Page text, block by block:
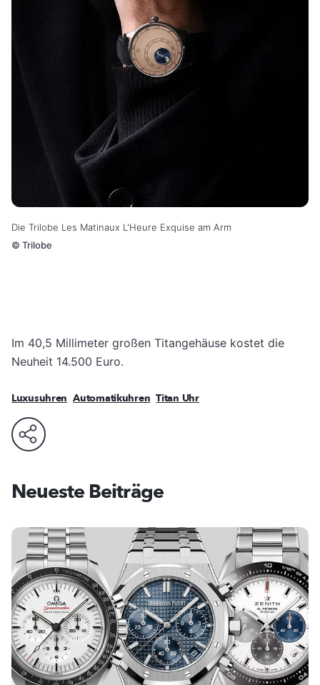
Die Trilobe Les Matinaux L'Heure Exquise am Arm
© Trilobe
Im 40,5 Millimeter großen Titangehäuse kostet die
Neuheit 14.500 Euro.
Luxusuhren Automatikuhren Titan Uhr
Neueste Beiträge